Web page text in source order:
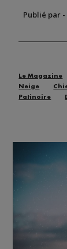
Publié par -
Le Magazine
Neige
Patinoire